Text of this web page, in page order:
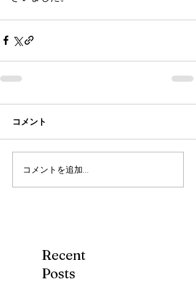
コメント
コメントを追加…
Recent
Posts